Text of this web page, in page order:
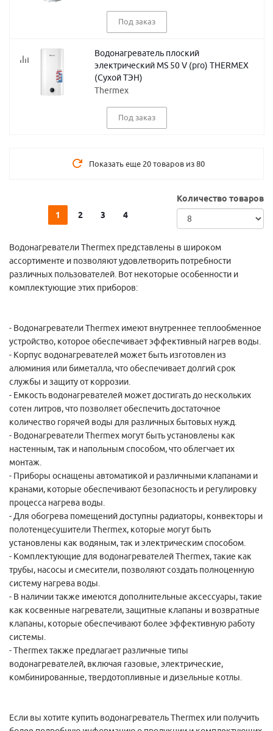
Под заказ
Водонагреватель плоский
электрический MS 50 V (pro) THERMEX
(Сухой ТЭН)
Thermex
Под заказ
Показать еще 20 товаров из 80
1 2 3 4
Количество товаров
Водонагреватели Thermex представлены в широком
ассортименте и позволяют удовлетворить потребности
различных пользователей. Вот некоторые особенности и
комплектующие этих приборов:
- Водонагреватели Thermex имеют внутреннее теплообменное
устройство, которое обеспечивает эффективный нагрев воды.
- Корпус водонагревателей может быть изготовлен из
алюминия или биметалла, что обеспечивает долгий срок
службы и защиту от коррозии.
- Емкость водонагревателей может достигать до нескольких
сотен литров, что позволяет обеспечить достаточное
количество горячей воды для различных бытовых нужд.
- Водонагреватели Thermex могут быть установлены как
настенным, так и напольным способом, что облегчает их
монтаж.
- Приборы оснащены автоматикой и различными клапанами и
кранами, которые обеспечивают безопасность и регулировку
процесса нагрева воды.
- Для обогрева помещений доступны радиаторы, конвекторы и
полотенцесушители Thermex, которые могут быть
установлены как водяным, так и электрическим способом.
- Комплектующие для водонагревателей Thermex, такие как
трубы, насосы и смесители, позволяют создать полноценную
систему нагрева воды.
- В наличии также имеются дополнительные аксессуары, такие
как косвенные нагреватели, защитные клапаны и возвратные
клапаны, которые обеспечивают более эффективную работу
системы.
- Thermex также предлагает различные типы
водонагревателей, включая газовые, электрические,
комбинированные, твердотопливные и дизельные котлы.
Если вы хотите купить водонагреватель Thermex или получить